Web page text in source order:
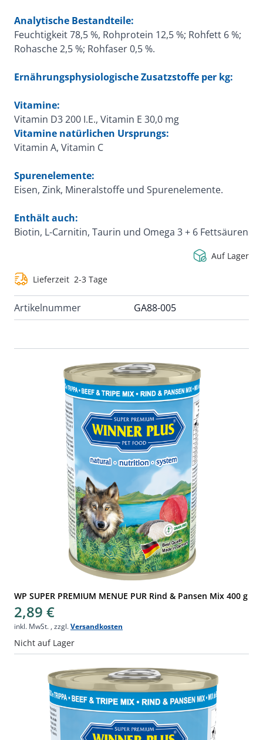
Analytische Bestandteile:
Feuchtigkeit 78,5 %, Rohprotein 12,5 %; Rohfett 6 %;
Rohasche 2,5 %; Rohfaser 0,5 %.
Ernährungsphysiologische Zusatzstoffe per kg:
Vitamine:
Vitamin D3 200 I.E., Vitamin E 30,0 mg
Vitamine natürlichen Ursprungs:
Vitamin A, Vitamin C
Spurenelemente:
Eisen, Zink, Mineralstoffe und Spurenelemente.
Enthält auch:
Biotin, L-Carnitin, Taurin und Omega 3 + 6 Fettsäuren
Auf Lager
Lieferzeit 2-3 Tage
Artikelnummer GA88-005
WP SUPER PREMIUM MENUE PUR Rind & Pansen Mix 400 g
2,89 €
inkl. MwSt., zzgl.Versandkosten
Nicht auf Lager